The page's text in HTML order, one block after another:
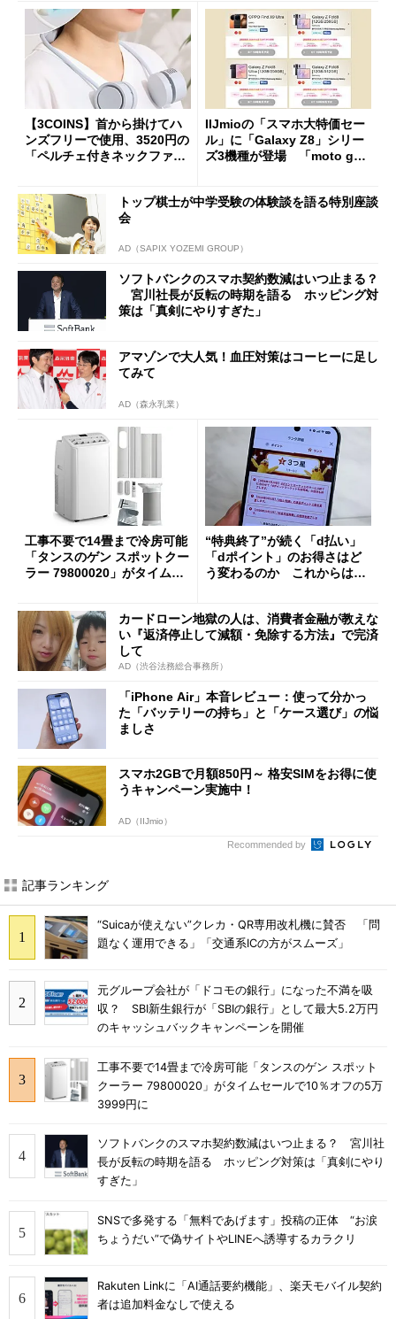
【3COINS】首から掛けてハ
ンズフリーで使用、3520円の
「ペルチェ付きネックファ
IIJmioの「スマホ大特価セー
ル」に「Galaxy Z8」シリー
ズ3機種が登場 「moto g37
トップ棋士が中学受験の体験談を語る特別座談
会
AD（SAPIX YOZEMI GROUP）
ソフトバンクのスマホ契約数減はいつ止まる？
宮川社長が反転の時期を語る ホッピング対
策は「真剣にやりすぎた」
アマゾンで大人気！血圧対策はコーヒーに足し
てみて
AD（森永乳業）
工事不要で14畳まで冷房可能
「タンスのゲン スポットクー
ラー 79800020」がタイムセ
“特典終了”が続く「d払い」
「dポイント」のお得さはど
う変わるのか これからは
カードローン地獄の人は、消費者金融が教えな
い『返済停止して減額・免除する方法』で完済
して
AD（渋谷法務総合事務所）
「iPhone Air」本音レビュー：使って分かっ
た「バッテリーの持ち」と「ケース選び」の悩
ましさ
スマホ2GBで月額850円～ 格安SIMをお得に使
うキャンペーン実施中！
AD（IIJmio）
Recommended by
記事ランキング
“Suicaが使えない”クレカ・QR専用改札機に賛否 「問
題なく運用できる」「交通系ICの方がスムーズ」
元グループ会社が「ドコモの銀行」になった不満を吸
収？ SBI新生銀行が「SBIの銀行」として最大5.2万円
のキャッシュバックキャンペーンを開催
工事不要で14畳まで冷房可能「タンスのゲン スポット
クーラー 79800020」がタイムセールで10％オフの5万
3999円に
ソフトバンクのスマホ契約数減はいつ止まる？ 宮川社
長が反転の時期を語る ホッピング対策は「真剣にやり
すぎた」
SNSで多発する「無料であげます」投稿の正体 “お涙
ちょうだい”で偽サイトやLINEへ誘導するカラクリ
Rakuten Linkに「AI通話要約機能」、楽天モバイル契約
者は追加料金なしで使える